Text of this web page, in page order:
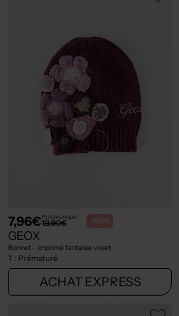
7,96€Prix boutique :
19,90€ -60%
GEOX
Bonnet - Imprimé fantaisie violet
T : Prématuré
ACHAT EXPRESS